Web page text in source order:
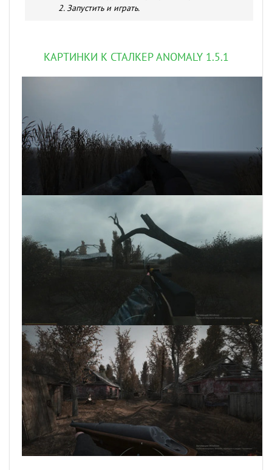
2. Запустить и играть.
КАРТИНКИ К СТАЛКЕР ANOMALY 1.5.1